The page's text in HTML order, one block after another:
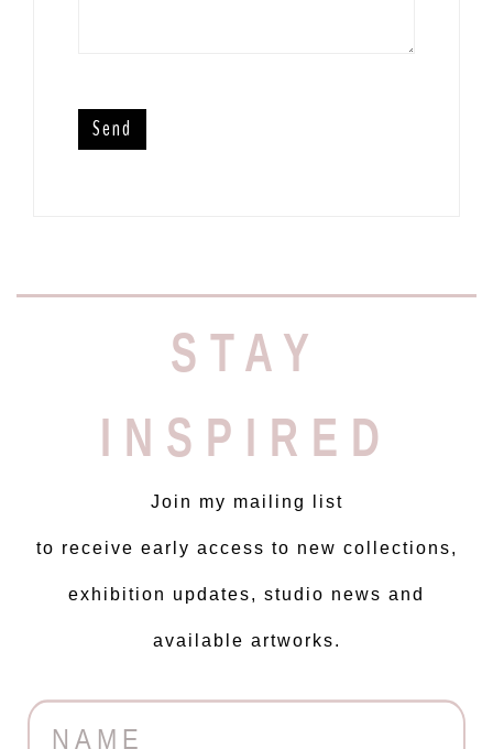
STAY
INSPIRED
Join my mailing list
to receive early access to new collections,
exhibition updates, studio news and
available artworks.